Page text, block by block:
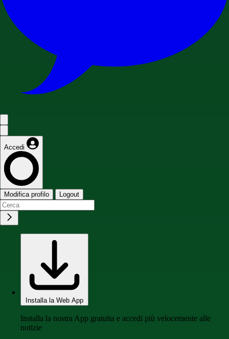
Accedi
Modifica profilo Logout
Installa la Web App
Installa la nostra App gratuita e accedi più velocemente alle
notizie